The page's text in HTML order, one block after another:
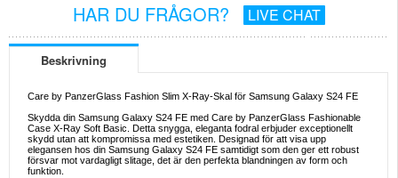
HAR DU FRÅGOR? LIVE CHAT
Beskrivning
Care by PanzerGlass Fashion Slim X-Ray-Skal för Samsung Galaxy S24 FE
Skydda din Samsung Galaxy S24 FE med Care by PanzerGlass Fashionable
Case X-Ray Soft Basic. Detta snygga, eleganta fodral erbjuder exceptionellt
skydd utan att kompromissa med estetiken. Designad för att visa upp
elegansen hos din Samsung Galaxy S24 FE samtidigt som den ger ett robust
försvar mot vardagligt slitage, det är den perfekta blandningen av form och
funktion.